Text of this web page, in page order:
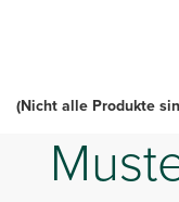
(Nicht alle Produkte